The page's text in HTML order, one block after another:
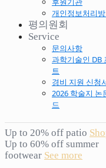
개인정보처리
평의원회
Service
문의사항
과학기술인 DB
트
경비 지원 신청
2026 학술지 논
드
Up to 20% off patio
Up to 60% off summer
footwear See more